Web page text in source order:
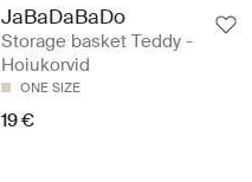
JaBaDaBaDo
Storage basket Teddy -
Hoiukorvid
ONE SIZE
19 €